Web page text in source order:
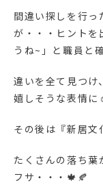
間違い探しを行っ
が・・・ヒントを
うね~」と職員と
違いを全て見つけ
嬉しそうな表情
その後は『新居文
たくさんの落ち葉
フサ・・・🍁🍂